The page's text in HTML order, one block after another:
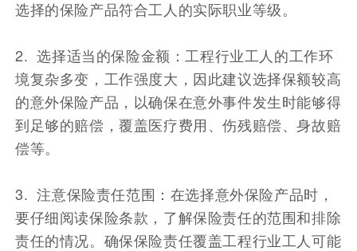
选择的保险产品符合工人的实际职业等级。
2. 选择适当的保险金额：工程行业工人的工作环
境复杂多变，工作强度大，因此建议选择保额较高
的意外保险产品，以确保在意外事件发生时能够得
到足够的赔偿，覆盖医疗费用、伤残赔偿、身故赔
偿等。
3. 注意保险责任范围：在选择意外保险产品时，
要仔细阅读保险条款，了解保险责任的范围和排除
责任的情况。确保保险责任覆盖工程行业工人可能